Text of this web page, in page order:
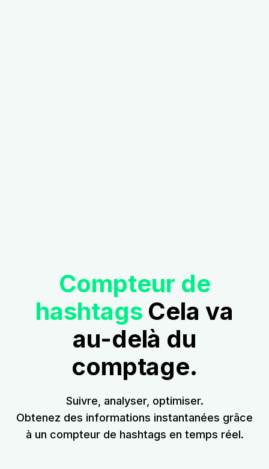
Compteur de
hashtags Cela va
au-delà du
comptage.
Suivre, analyser, optimiser.
Obtenez des informations instantanées grâce
à un compteur de hashtags en temps réel.